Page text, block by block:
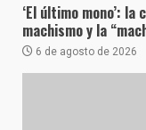
‘El último mono’:
machismo y la
6 de agosto de 2026